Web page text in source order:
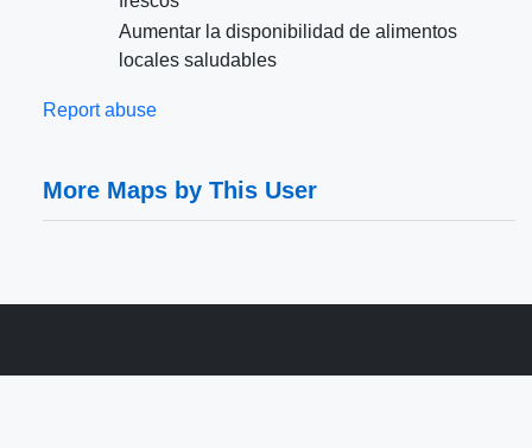
Aumentar la disponibilidad de alimentos
locales saludables
Report abuse
More Maps by This User